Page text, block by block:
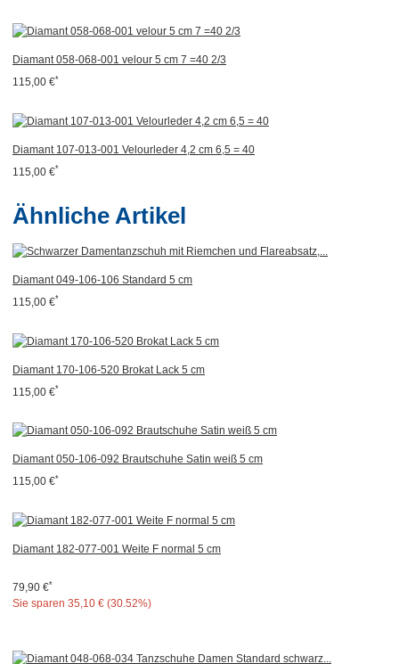
Diamant 058-068-001 velour 5 cm 7 =40 2/3
115,00 €*
Diamant 107-013-001 Velourleder 4,2 cm 6,5 = 40
115,00 €*
Ähnliche Artikel
Diamant 049-106-106 Standard 5 cm
115,00 €*
Diamant 170-106-520 Brokat Lack 5 cm
115,00 €*
Diamant 050-106-092 Brautschuhe Satin weiß 5 cm
115,00 €*
Diamant 182-077-001 Weite F normal 5 cm
79,90 €*
Sie sparen 35,10 € (30.52%)